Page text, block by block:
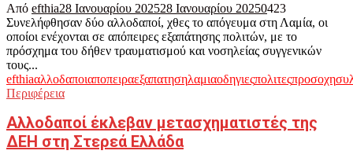
Από efthia28 Ιανουαρίου 202528 Ιανουαρίου 20250423
Συνελήφθησαν δύο αλλοδαποί, χθες το απόγευμα στη Λαμία, οι
οποίοι ενέχονται σε απόπειρες εξαπάτησης πολιτών, με το
πρόσχημα του δήθεν τραυματισμού και νοσηλείας συγγενικών
τους...
efthiaαλλοδαποιαποπειραεξαπατησηλαμιαοδηγιεςπολιτεςπροσοχη
Περιφέρεια
Αλλοδαποί έκλεβαν μετασχηματιστές της
ΔΕΗ στη Στερεά Ελλάδα